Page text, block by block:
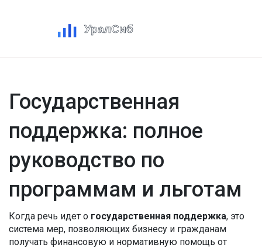
Государственная
поддержка: полное
руководство по
программам и льготам
Когда речь идет о государственная поддержка, это
система мер, позволяющих бизнесу и гражданам
получать финансовую и нормативную помощь от